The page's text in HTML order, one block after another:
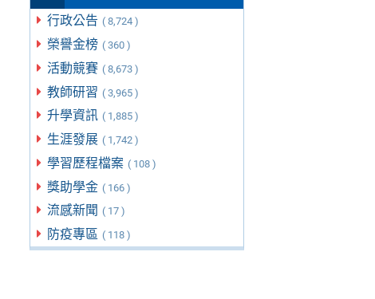
行政公告 ( 8,724 )
榮譽金榜 ( 360 )
活動競賽 ( 8,673 )
教師研習 ( 3,965 )
升學資訊 ( 1,885 )
生涯發展 ( 1,742 )
學習歷程檔案 ( 108 )
獎助學金 ( 166 )
流感新聞 ( 17 )
防疫專區 ( 118 )